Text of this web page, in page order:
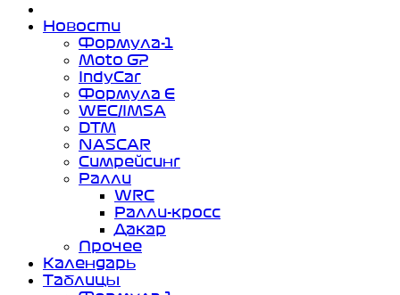
Новости
Формула-1
Moto GP
IndyCar
Формула Е
WEC/IMSA
DTM
NASCAR
Симрейсинг
Ралли
WRC
Ралли-кросс
Дакар
Прочее
Календарь
Таблицы